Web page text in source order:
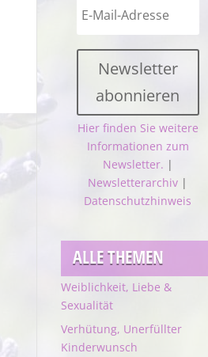
Newsletter
abonnieren
Hier finden Sie weitere
Informationen zum
Newsletter. |
Newsletterarchiv |
Datenschutzhinweis
ALLE THEMEN
Weiblichkeit, Liebe &
Sexualität
Verhütung, Unerfüllter
Kinderwunsch